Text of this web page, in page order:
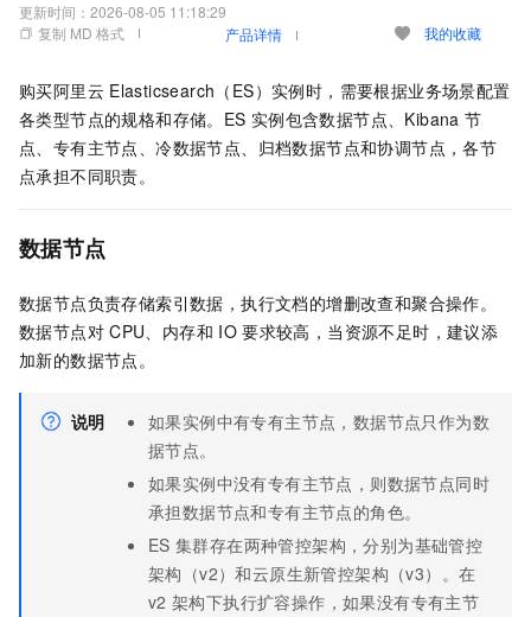
更新时间： 2026-08-05 11:18:29
复制 MD 格式
产品详情 我的收藏
购买阿里云 Elasticsearch（ES）实例时，需要根据业务场景配置
各类型节点的规格和存储。ES 实例包含数据节点、Kibana 节
点、专有主节点、冷数据节点、归档数据节点和协调节点，各节
点承担不同职责。
数据节点
数据节点负责存储索引数据，执行文档的增删改查和聚合操作。
数据节点对 CPU、内存和 IO 要求较高，当资源不足时，建议添
加新的数据节点。
说明
如果实例中有专有主节点，数据节点只作为数
据节点。
如果实例中没有专有主节点，则数据节点同时
承担数据节点和专有主节点的角色。
ES 集群存在两种管控架构，分别为基础管控
架构（v2）和云原生新管控架构（v3）。在
v2 架构下执行扩容操作，如果没有专有主节